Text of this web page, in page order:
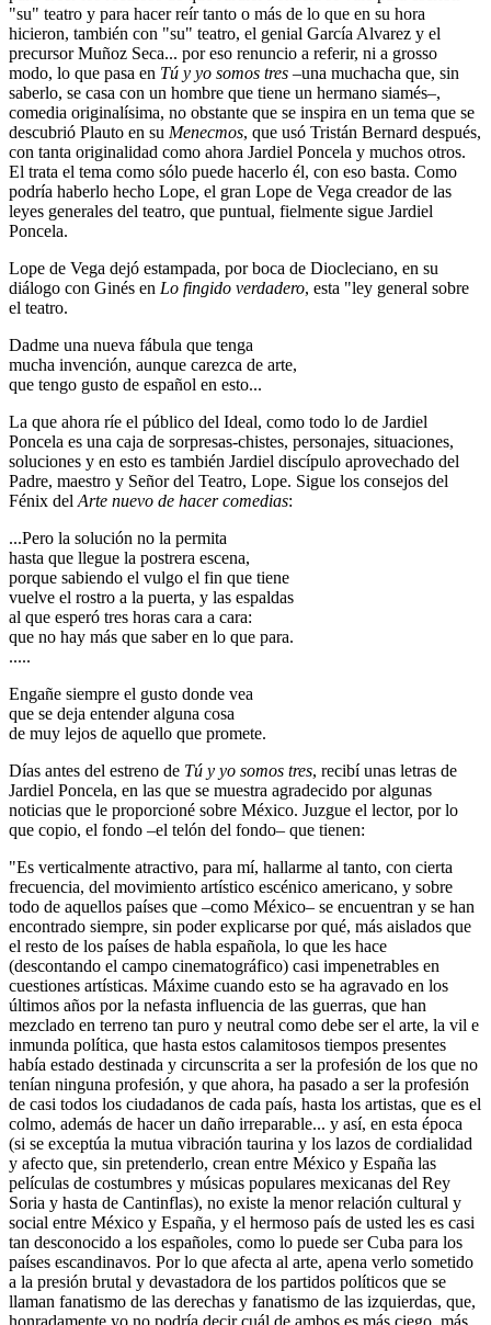
"su" teatro y para hacer reír tanto o más de lo que en su hora
hicieron, también con "su" teatro, el genial García Alvarez y el
precursor Muñoz Seca... por eso renuncio a referir, ni a grosso
modo, lo que pasa en Tú y yo somos tres –una muchacha que, sin
saberlo, se casa con un hombre que tiene un hermano siamés–,
comedia originalísima, no obstante que se inspira en un tema que se
descubrió Plauto en su Menecmos, que usó Tristán Bernard después,
con tanta originalidad como ahora Jardiel Poncela y muchos otros.
El trata el tema como sólo puede hacerlo él, con eso basta. Como
podría haberlo hecho Lope, el gran Lope de Vega creador de las
leyes generales del teatro, que puntual, fielmente sigue Jardiel
Poncela.
Lope de Vega dejó estampada, por boca de Diocleciano, en su
diálogo con Ginés en Lo fingido verdadero, esta "ley general sobre
el teatro.
Dadme una nueva fábula que tenga
mucha invención, aunque carezca de arte,
que tengo gusto de español en esto...
La que ahora ríe el público del Ideal, como todo lo de Jardiel
Poncela es una caja de sorpresas-chistes, personajes, situaciones,
soluciones y en esto es también Jardiel discípulo aprovechado del
Padre, maestro y Señor del Teatro, Lope. Sigue los consejos del
Fénix del Arte nuevo de hacer comedias:
...Pero la solución no la permita
hasta que llegue la postrera escena,
porque sabiendo el vulgo el fin que tiene
vuelve el rostro a la puerta, y las espaldas
al que esperó tres horas cara a cara:
que no hay más que saber en lo que para.
.....
Engañe siempre el gusto donde vea
que se deja entender alguna cosa
de muy lejos de aquello que promete.
Días antes del estreno de Tú y yo somos tres, recibí unas letras de
Jardiel Poncela, en las que se muestra agradecido por algunas
noticias que le proporcioné sobre México. Juzgue el lector, por lo
que copio, el fondo –el telón del fondo– que tienen:
"Es verticalmente atractivo, para mí, hallarme al tanto, con cierta
frecuencia, del movimiento artístico escénico americano, y sobre
todo de aquellos países que –como México– se encuentran y se han
encontrado siempre, sin poder explicarse por qué, más aislados que
el resto de los países de habla española, lo que les hace
(descontando el campo cinematográfico) casi impenetrables en
cuestiones artísticas. Máxime cuando esto se ha agravado en los
últimos años por la nefasta influencia de las guerras, que han
mezclado en terreno tan puro y neutral como debe ser el arte, la vil e
inmunda política, que hasta estos calamitosos tiempos presentes
había estado destinada y circunscrita a ser la profesión de los que no
tenían ninguna profesión, y que ahora, ha pasado a ser la profesión
de casi todos los ciudadanos de cada país, hasta los artistas, que es el
colmo, además de hacer un daño irreparable... y así, en esta época
(si se exceptúa la mutua vibración taurina y los lazos de cordialidad
y afecto que, sin pretenderlo, crean entre México y España las
películas de costumbres y músicas populares mexicanas del Rey
Soria y hasta de Cantinflas), no existe la menor relación cultural y
social entre México y España, y el hermoso país de usted les es casi
tan desconocido a los españoles, como lo puede ser Cuba para los
países escandinavos. Por lo que afecta al arte, apena verlo sometido
a la presión brutal y devastadora de los partidos políticos que se
llaman fanatismo de las derechas y fanatismo de las izquierdas, que,